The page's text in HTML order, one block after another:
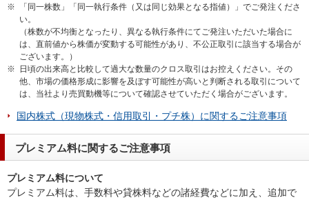
※
「同一株数」「同一執行条件（又は同じ効果となる指値）」でご発注くださ
い。
（株数が不均衡となったり、異なる執行条件にてご発注いただいた場合に
は、直前値から株価が変動する可能性があり、不公正取引に該当する場合が
ございます。）
※
日頃の出来高と比較して過大な数量のクロス取引はお控えください。その
他、市場の価格形成に影響を及ぼす可能性が高いと判断される取引について
は、当社より売買動機等について確認させていただく場合がございます。
国内株式（現物株式・信用取引・プチ株）に関するご注意事項
プレミアム料に関するご注意事項
プレミアム料について
プレミアム料は、手数料や貸株料などの諸経費などに加え、追加で